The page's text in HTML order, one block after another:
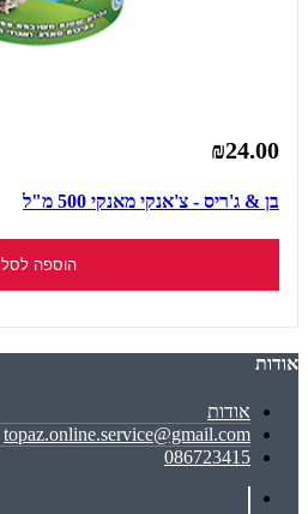
₪24.00
בן & ג'ריס - צ'אנקי מאנקי 500 מ"ל
הוספה לסל
אודות
אודות
topaz.online.service@gmail.com
086723415